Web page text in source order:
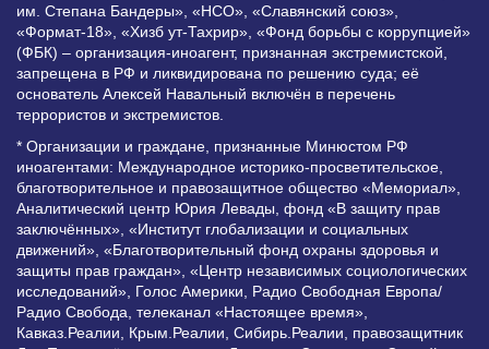
им. Степана Бандеры», «НСО», «Славянский союз»,
«Формат-18», «Хизб ут-Тахрир», «Фонд борьбы с коррупцией»
(ФБК) – организация-иноагент, признанная экстремистской,
запрещена в РФ и ликвидирована по решению суда; её
основатель Алексей Навальный включён в перечень
террористов и экстремистов.
* Организации и граждане, признанные Минюстом РФ
иноагентами: Международное историко-просветительское,
благотворительное и правозащитное общество «Мемориал»,
Аналитический центр Юрия Левады, фонд «В защиту прав
заключённых», «Институт глобализации и социальных
движений», «Благотворительный фонд охраны здоровья и
защиты прав граждан», «Центр независимых социологических
исследований», Голос Америки, Радио Свободная Европа/
Радио Свобода, телеканал «Настоящее время»,
Кавказ.Реалии, Крым.Реалии, Сибирь.Реалии, правозащитник